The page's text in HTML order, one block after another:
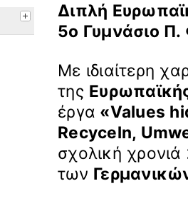
Διπλή
5ο Γυμνάσιο
Με ιδιαίτερη
της
έργα «Values
Recyceln,
σχολική χρονιά
των